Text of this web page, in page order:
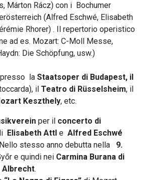
Márton Rácz) con i Bochumer
(Alfred Eschwé, Elisabeth
Rhorer) . Il repertorio operistico
ad es. Mozart: C-Moll Messe,
Die Schöpfung, usw.)
presso la Staatsoper di Budapest, il
il Teatro di Rüsselsheim, il
Keszthely, etc.
per il concerto di
Elisabeth Attl e Alfred Eschwé
stesso anno debutta nella
9.
e quindi nei Carmina Burana di
Albrecht.